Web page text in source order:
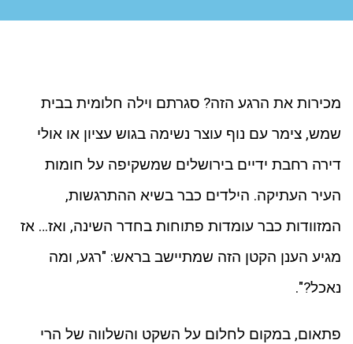
מכירות את הרגע הזה? סגרתם וילה חלומית בבית
שמש, צימר עם נוף עוצר נשימה בגוש עציון או אולי
דירה רחבת ידיים בירושלים שמשקיפה על חומות
העיר העתיקה. הילדים כבר בשיא ההתרגשות,
המזוודות כבר עומדות פתוחות בחדר השינה, ואז… אז
מגיע הענן הקטן הזה שמתיישב בראש: "רגע, ומה
נאכל?".
פתאום, במקום לחלום על השקט והשלווה של הרי